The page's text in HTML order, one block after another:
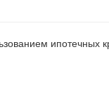
ипотечных